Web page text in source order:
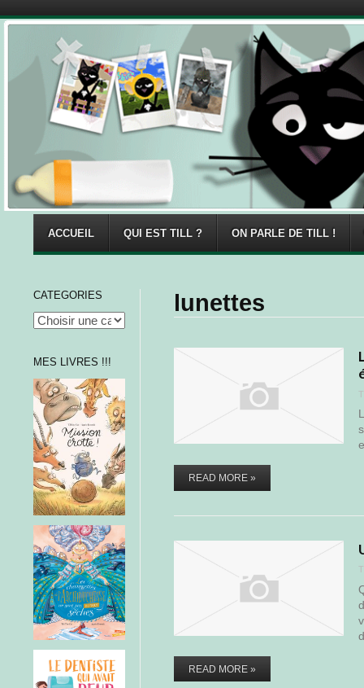
Menu
ACCUEIL
QUI EST TILL ? ON PARLE DE TILL !
lunettes
READ MORE »
READ MORE »
CATEGORIES
MES LIVRES !!!